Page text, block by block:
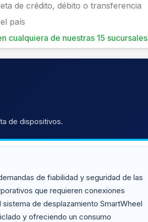
de crédito, débito o transferencia
país
cualquiera de nuestras 15 sucursales
de dispositivos.
de fiabilidad y seguridad de las
que requieren conexiones
de desplazamiento SmartWheel
y ofreciendo un consumo